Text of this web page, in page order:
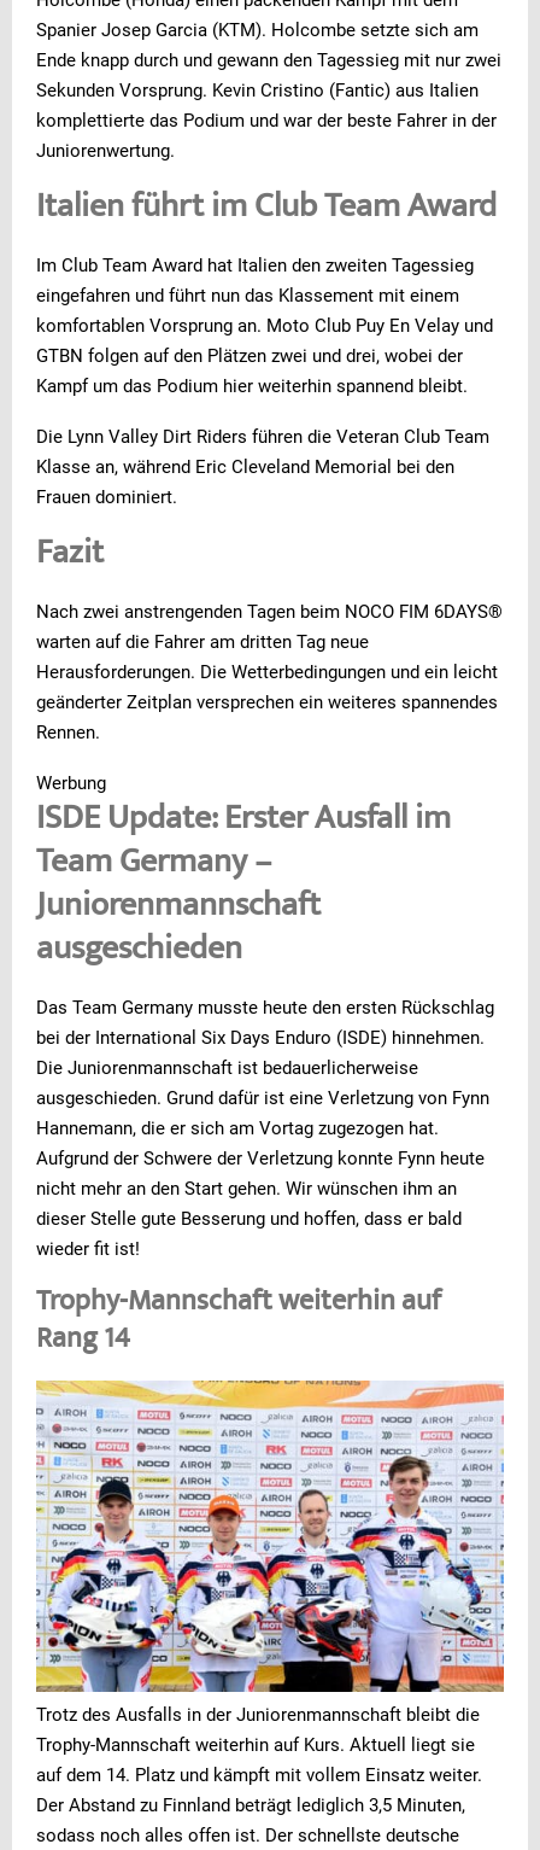
Spanier Josep Garcia (KTM). Holcombe setzte sich am
Ende knapp durch und gewann den Tagessieg mit nur zwei
Sekunden Vorsprung. Kevin Cristino (Fantic) aus Italien
komplettierte das Podium und war der beste Fahrer in der
Juniorenwertung.
Italien führt im Club Team Award
Im Club Team Award hat Italien den zweiten Tagessieg
eingefahren und führt nun das Klassement mit einem
komfortablen Vorsprung an. Moto Club Puy En Velay und
GTBN folgen auf den Plätzen zwei und drei, wobei der
Kampf um das Podium hier weiterhin spannend bleibt.
Die Lynn Valley Dirt Riders führen die Veteran Club Team
Klasse an, während Eric Cleveland Memorial bei den
Frauen dominiert.
Fazit
Nach zwei anstrengenden Tagen beim NOCO FIM 6DAYS®
warten auf die Fahrer am dritten Tag neue
Herausforderungen. Die Wetterbedingungen und ein leicht
geänderter Zeitplan versprechen ein weiteres spannendes
Rennen.
Werbung
ISDE Update: Erster Ausfall im
Team Germany –
Juniorenmannschaft
ausgeschieden
Das Team Germany musste heute den ersten Rückschlag
bei der International Six Days Enduro (ISDE) hinnehmen.
Die Juniorenmannschaft ist bedauerlicherweise
ausgeschieden. Grund dafür ist eine Verletzung von Fynn
Hannemann, die er sich am Vortag zugezogen hat.
Aufgrund der Schwere der Verletzung konnte Fynn heute
nicht mehr an den Start gehen. Wir wünschen ihm an
dieser Stelle gute Besserung und hoffen, dass er bald
wieder fit ist!
Trophy-Mannschaft weiterhin auf
Rang 14
Trotz des Ausfalls in der Juniorenmannschaft bleibt die
Trophy-Mannschaft weiterhin auf Kurs. Aktuell liegt sie
auf dem 14. Platz und kämpft mit vollem Einsatz weiter.
Der Abstand zu Finnland beträgt lediglich 3,5 Minuten,
sodass noch alles offen ist. Der schnellste deutsche